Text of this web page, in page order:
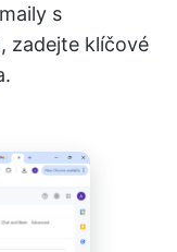
s
zadejte klíčové